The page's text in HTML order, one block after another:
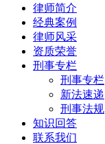
律师简介
经典案例
律师风采
资质荣誉
刑事专栏
刑事专栏
新法速递
刑事法规
知识回答
联系我们